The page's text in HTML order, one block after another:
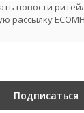
новости
рассылку